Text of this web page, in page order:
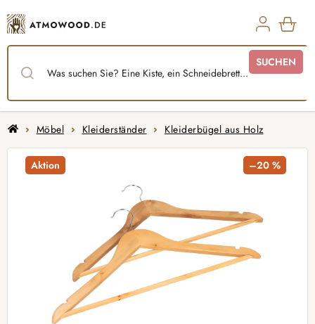
Inhalt
springen
SUCHEN
Startseite
Möbel Kleiderständer Kleiderbügel aus Holz
Aktion –20 %